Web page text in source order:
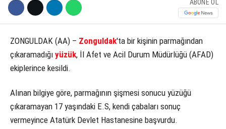
WhatsApp İhbar Hattı
Facebook
SERVISLER
ABONE OL
ZONGULDAK (AA) – Zonguldak'ta bir kişinin parmağından
çıkaramadığı yüzük, İl Afet ve Acil Durum Müdürlüğü (AFAD)
ekiplerince kesildi.
Alınan bilgiye göre, parmağının şişmesi sonucu yüzüğü
çıkaramayan 17 yaşındaki E.S, kendi çabaları sonuç
vermeyince Atatürk Devlet Hastanesine başvurdu.